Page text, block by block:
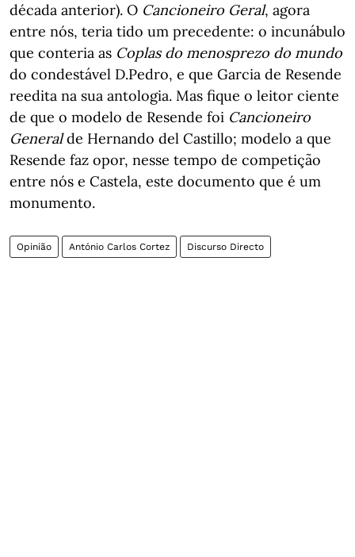
década anterior). O Cancioneiro Geral, agora
entre nós, teria tido um precedente: o incunábulo
que conteria as Coplas do menosprezo do mundo
do condestável D.Pedro, e que Garcia de Resende
reedita na sua antologia. Mas fique o leitor ciente
de que o modelo de Resende foi Cancioneiro
Generalde Hernando del Castillo; modelo a que
Resende faz opor, nesse tempo de competição
entre nós e Castela, este documento que é um
monumento.
Opinião António Carlos Cortez Discurso Directo